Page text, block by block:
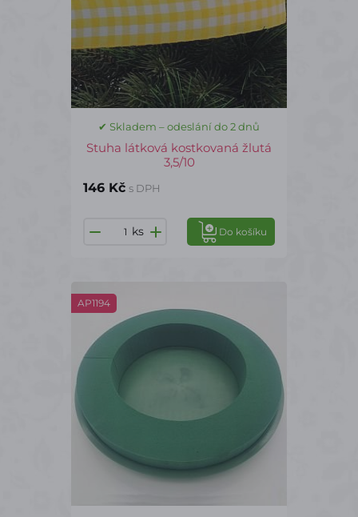
✔ Skladem – odeslání do 2 dnů
Stuha látková kostkovaná žlutá
3,5/10
146 Kč s DPH
ks Do košíku
AP1194